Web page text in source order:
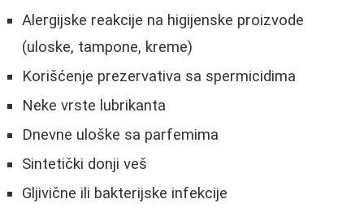
Alergijske reakcije na higijenske proizvode
(uloske, tampone, kreme)
Korišćenje prezervativa sa spermicidima
Neke vrste lubrikanta
Dnevne uloške sa parfemima
Sintetički donji veš
Gljivične ili bakterijske infekcije